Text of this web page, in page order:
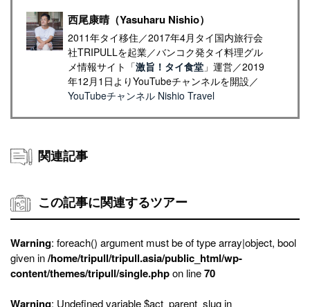
西尾康晴（Yasuharu Nishio）
2011年タイ移住／2017年4月タイ国内旅行会
社TRIPULLを起業／バンコク発タイ料理グル
メ情報サイト「激旨！タイ食堂」運営／2019
年12月1日よりYouTubeチャンネルを開設／
YouTubeチャンネル Nishio Travel
関連記事
この記事に関連するツアー
Warning: foreach() argument must be of type array|object, bool
given in/home/tripull/tripull.asia/public_html/wp-
content/themes/tripull/single.phpon line70
Warning: Undefined variable $act_parent_slug in